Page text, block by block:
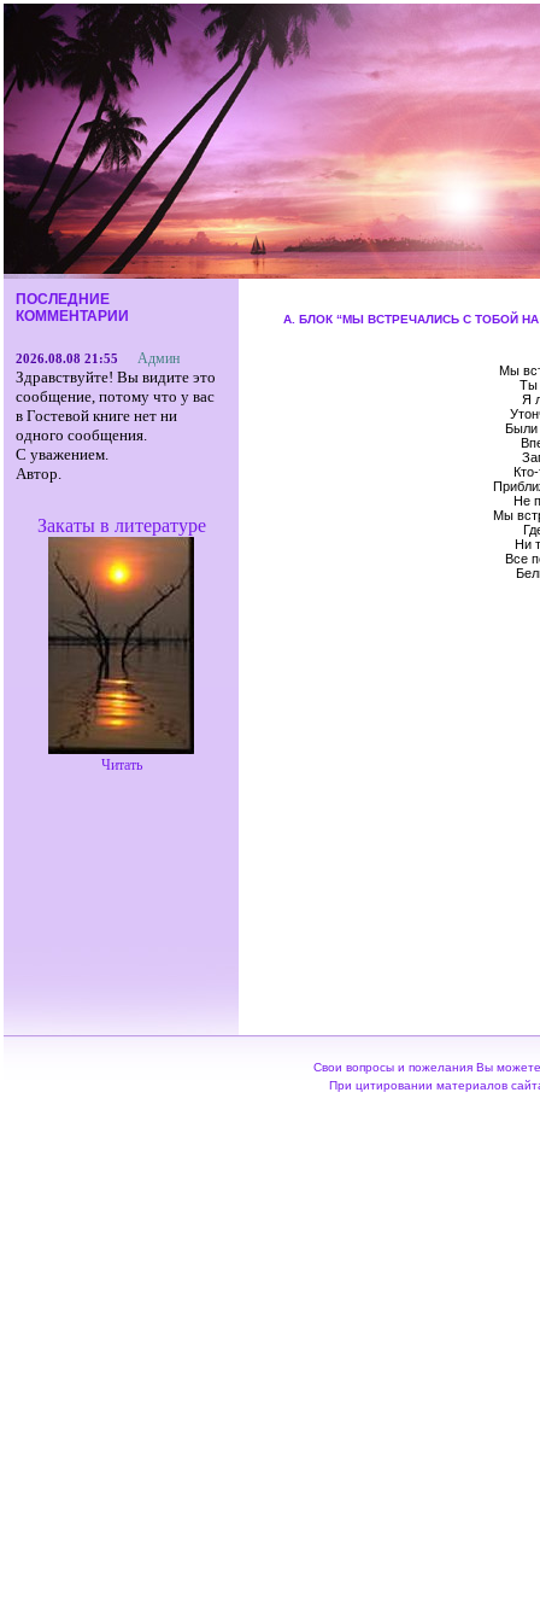
ПОСЛЕДНИЕ
КОММЕНТАРИИ
2026.08.08 21:55 Админ
Здравствуйте! Вы видите это
сообщение, потому что у вас
в Гостевой книге нет ни
одного сообщения.
С уважением.
Автор.
Закаты в литературе
Читать
А. БЛОК “МЫ ВСТРЕЧАЛИСЬ С ТОБОЙ НА
Мы
Ты
Я
Были
Не
Мы
Ни
Все
Свои вопросы и пожелания Вы
При цитировании материалов